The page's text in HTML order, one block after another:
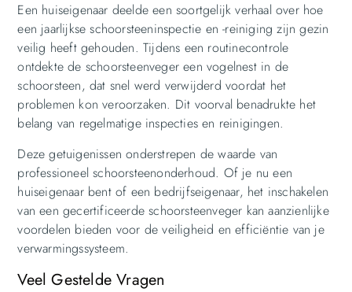
Een huiseigenaar deelde een soortgelijk verhaal over hoe
een jaarlijkse schoorsteeninspectie en -reiniging zijn gezin
veilig heeft gehouden. Tijdens een routinecontrole
ontdekte de schoorsteenveger een vogelnest in de
schoorsteen, dat snel werd verwijderd voordat het
problemen kon veroorzaken. Dit voorval benadrukte het
belang van regelmatige inspecties en reinigingen.
Deze getuigenissen onderstrepen de waarde van
professioneel schoorsteenonderhoud. Of je nu een
huiseigenaar bent of een bedrijfseigenaar, het inschakelen
van een gecertificeerde schoorsteenveger kan aanzienlijke
voordelen bieden voor de veiligheid en efficiëntie van je
verwarmingssysteem.
Veel Gestelde Vragen